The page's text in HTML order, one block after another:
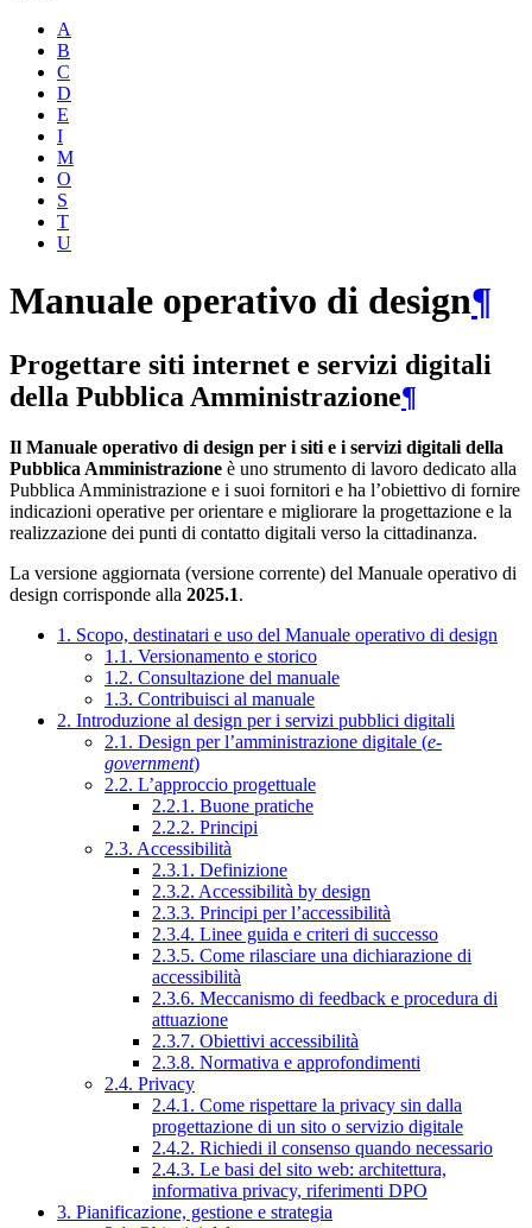
A
B
C
D
E
I
M
O
S
T
U
Manuale operativo di design¶
Progettare siti internet e servizi digitali
della Pubblica Amministrazione¶
Il Manuale operativo di design per i siti e i servizi digitali della
Pubblica Amministrazione è uno strumento di lavoro dedicato alla
Pubblica Amministrazione e i suoi fornitori e ha l’obiettivo di fornire
indicazioni operative per orientare e migliorare la progettazione e la
realizzazione dei punti di contatto digitali verso la cittadinanza.
La versione aggiornata (versione corrente) del Manuale operativo di
design corrisponde alla 2025.1.
1. Scopo, destinatari e uso del Manuale operativo di design
1.1. Versionamento e storico
1.2. Consultazione del manuale
1.3. Contribuisci al manuale
2. Introduzione al design per i servizi pubblici digitali
2.1. Design per l’amministrazione digitale (e-
government)
2.2. L’approccio progettuale
2.2.1. Buone pratiche
2.2.2. Principi
2.3. Accessibilità
2.3.1. Definizione
2.3.2. Accessibilità by design
2.3.3. Principi per l’accessibilità
2.3.4. Linee guida e criteri di successo
2.3.5. Come rilasciare una dichiarazione di
accessibilità
2.3.6. Meccanismo di feedback e procedura di
attuazione
2.3.7. Obiettivi accessibilità
2.3.8. Normativa e approfondimenti
2.4. Privacy
2.4.1. Come rispettare la privacy sin dalla
progettazione di un sito o servizio digitale
2.4.2. Richiedi il consenso quando necessario
2.4.3. Le basi del sito web: architettura,
informativa privacy, riferimenti DPO
3. Pianificazione, gestione e strategia